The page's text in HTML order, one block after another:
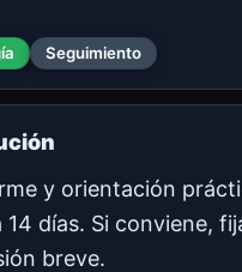
Seguimiento
y orientación
14 días. Si conviene,
breve.